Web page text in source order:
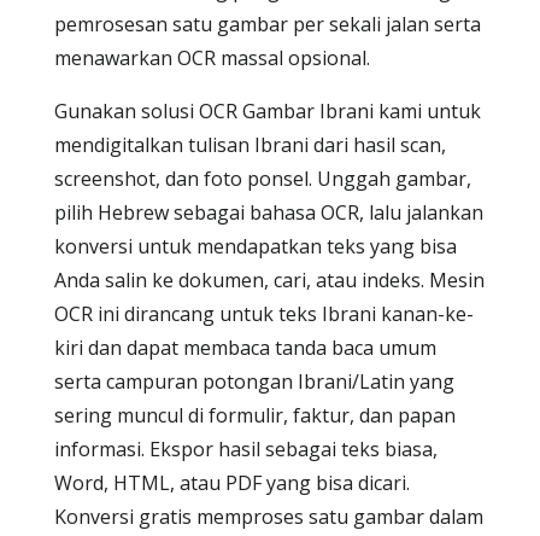
pemrosesan satu gambar per sekali jalan serta
menawarkan OCR massal opsional.
Gunakan solusi OCR Gambar Ibrani kami untuk
mendigitalkan tulisan Ibrani dari hasil scan,
screenshot, dan foto ponsel. Unggah gambar,
pilih Hebrew sebagai bahasa OCR, lalu jalankan
konversi untuk mendapatkan teks yang bisa
Anda salin ke dokumen, cari, atau indeks. Mesin
OCR ini dirancang untuk teks Ibrani kanan-ke-
kiri dan dapat membaca tanda baca umum
serta campuran potongan Ibrani/Latin yang
sering muncul di formulir, faktur, dan papan
informasi. Ekspor hasil sebagai teks biasa,
Word, HTML, atau PDF yang bisa dicari.
Konversi gratis memproses satu gambar dalam